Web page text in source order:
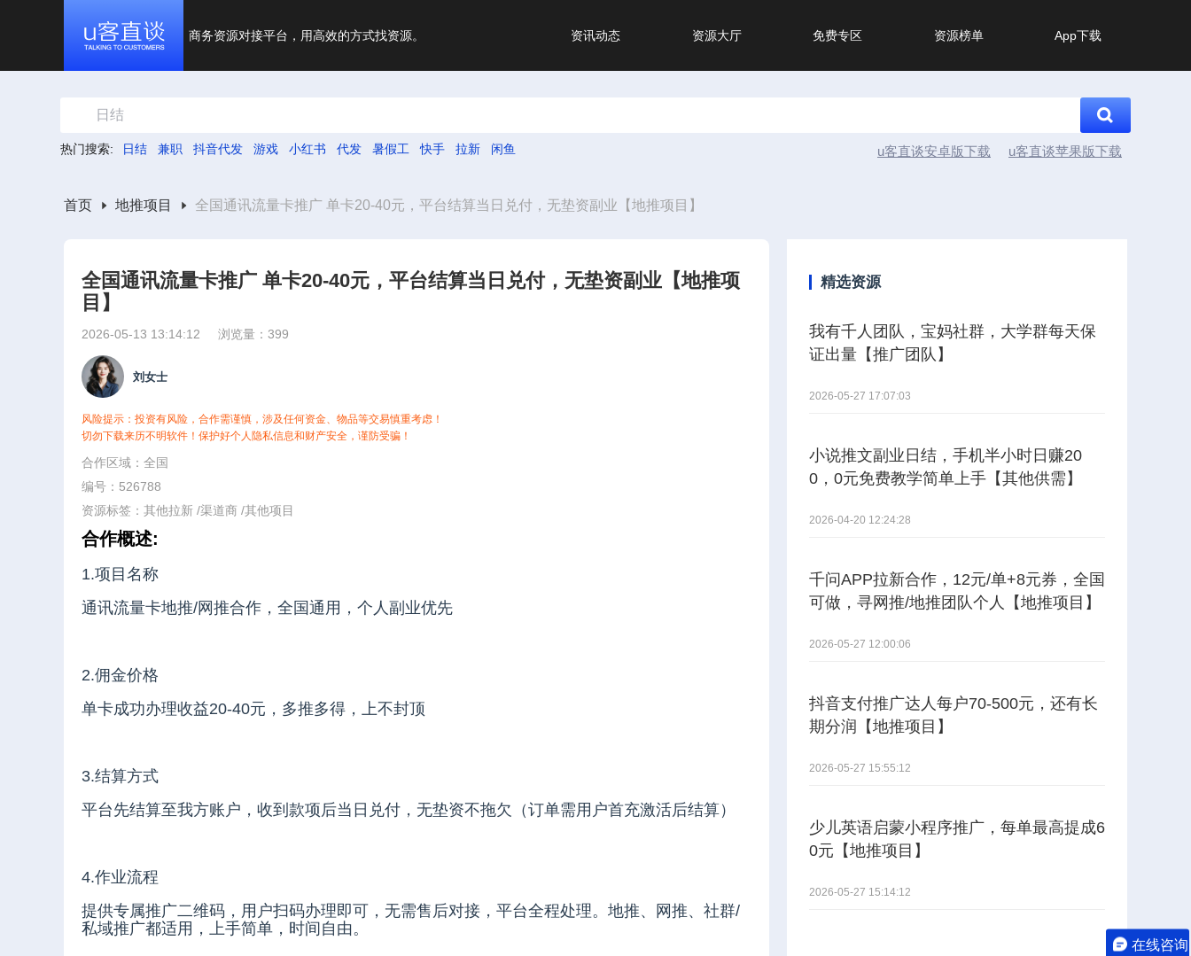
商务资源对接平台，用高效的方式找资源。 资讯动态 资源大厅 免费专区 资源榜单 App下载
日结
热门搜索: 日结 兼职 抖音代发 游戏 小红书 代发 暑假工 快手 拉新 闲鱼 u客直谈安卓版下载 u客直谈苹果版下载
首页 地推项目 全国通讯流量卡推广 单卡20-40元，平台结算当日兑付，无垫资副业【地推项目】
全国通讯流量卡推广 单卡20-40元，平台结算当日兑付，无垫资副业【地推项
目】
2026-05-13 13:14:12 浏览量：399
刘女士
风险提示：投资有风险，合作需谨慎，涉及任何资金、物品等交易慎重考虑！
切勿下载来历不明软件！保护好个人隐私信息和财产安全，谨防受骗！
合作区域：全国
编号：526788
资源标签： 其他拉新 /渠道商 /其他项目
合作概述:
1.项目名称
通讯流量卡地推/网推合作，全国通用，个人副业优先
2.佣金价格
单卡成功办理收益20-40元，多推多得，上不封顶
3.结算方式
平台先结算至我方账户，收到款项后当日兑付，无垫资不拖欠（订单需用户首充激活后结算）
4.作业流程
提供专属推广二维码，用户扫码办理即可，无需售后对接，平台全程处理。地推、网推、社群/
私域推广都适用，上手简单，时间自由。
精选资源
我有千人团队，宝妈社群，大学群每天保
证出量【推广团队】
2026-05-27 17:07:03
小说推文副业日结，手机半小时日赚20
0，0元免费教学简单上手【其他供需】
2026-04-20 12:24:28
千问APP拉新合作，12元/单+8元券，全国
可做，寻网推/地推团队个人【地推项目】
2026-05-27 12:00:06
抖音支付推广达人每户70-500元，还有长
期分润【地推项目】
2026-05-27 15:55:12
少儿英语启蒙小程序推广，每单最高提成6
0元【地推项目】
2026-05-27 15:14:12
在线咨询